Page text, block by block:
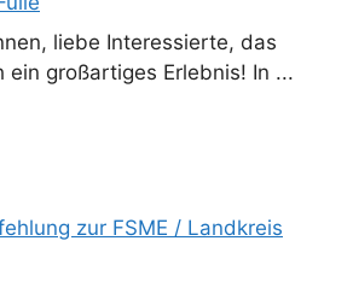
liebe Interessierte, das
ein großartiges Erlebnis! In ...
zur FSME / Landkreis